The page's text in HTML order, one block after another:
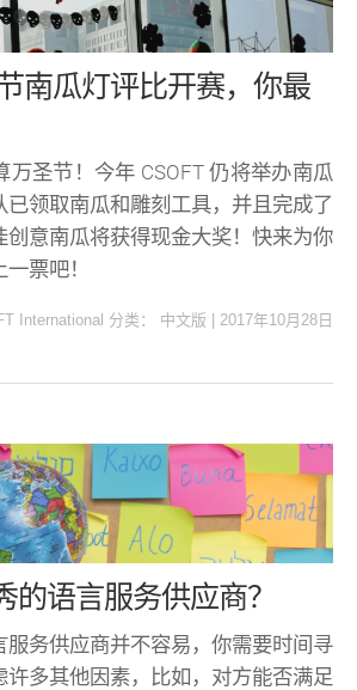
南瓜灯评比开赛，你最
万圣节！今年 CSOFT 仍将举办南瓜
已领取南瓜和雕刻工具，并且完成了
创意南瓜将获得现金大奖！快来为你
票吧！
International 分类： 中文版 2017年10月28日
的语言服务供应商？
服务供应商并不容易，你需要时间寻
许多其他因素，比如，对方能否满足